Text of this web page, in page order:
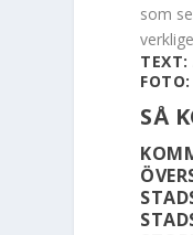
som
TEXT:
SÅ